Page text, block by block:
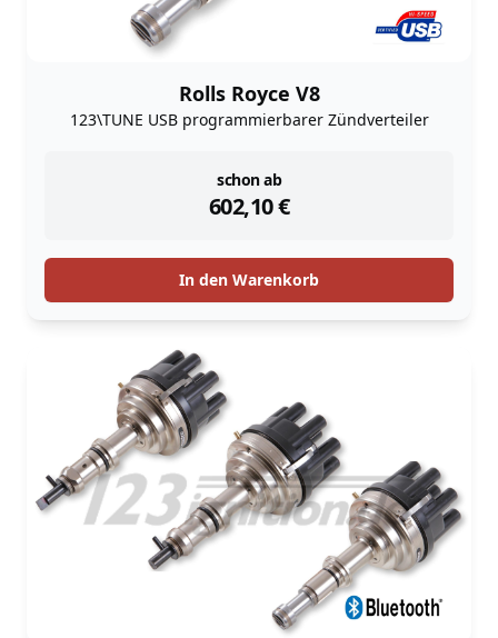
Rolls Royce V8
123\TUNE USB programmierbarer Zündverteiler
schon ab
602,10€
instock
In den Warenkorb